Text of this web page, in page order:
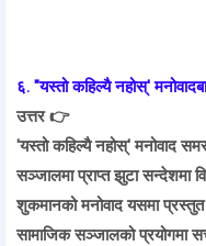
६. "यस्तो कहिल्यै नहोस्'
उत्तर 👉
'यस्तो कहिल्यै नहोस्' मनोवाद
सञ्जालमा प्राप्त झुटा सन्देशमा
शुकमानको मनोवाद यसमा
सामाजिक सञ्जालको प्रयोगमा